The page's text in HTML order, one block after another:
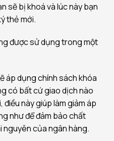
sẽ bị khoá và lúc này bạn
thẻ mới.
được sử dụng trong một
áp dụng chính sách khóa
có bất cứ giao dịch nào
này giúp làm giảm áp
như để đảm bảo chất
nguyên của ngân hàng.